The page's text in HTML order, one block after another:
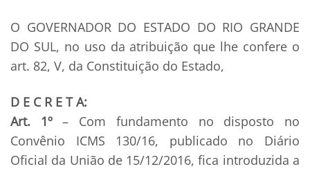
O GOVERNADOR DO ESTADO DO RIO GRANDE
DO SUL, no uso da atribuição que lhe confere o
art. 82, V, da Constituição do Estado,
D E C R E T A:
Art. 1º– Com fundamento no disposto no
Convênio ICMS 130/16, publicado no Diário
Oficial da União de 15/12/2016, fica introduzida a